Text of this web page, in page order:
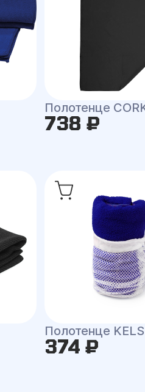
Полотенце
738 ₽
Полотенце
374 ₽